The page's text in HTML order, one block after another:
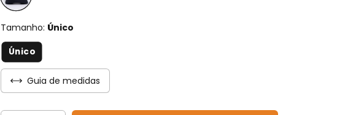
Tamanho: Único
Único
Guia de medidas